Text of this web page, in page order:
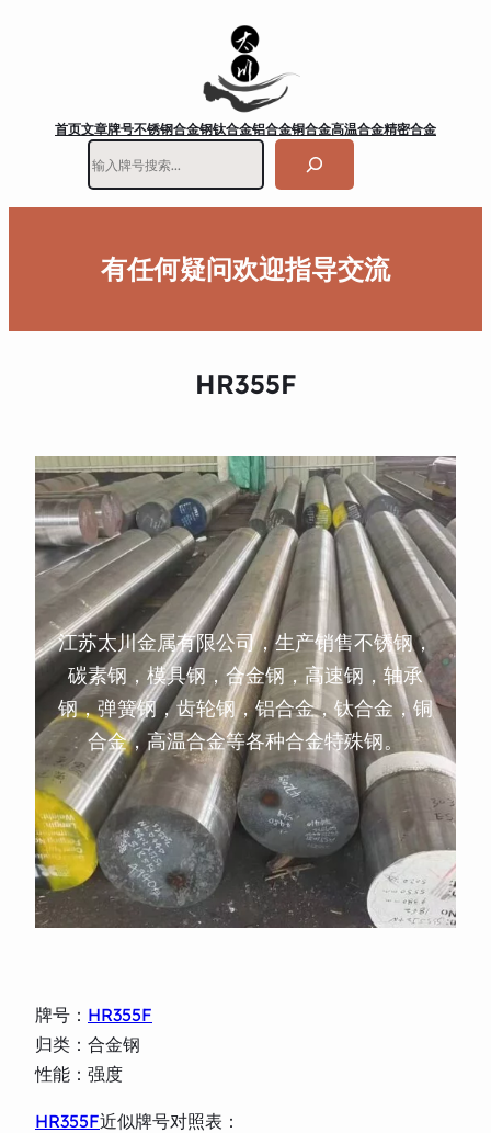
首页文章牌号不锈钢合金钢钛合金铝合金铜合金高温合金精密合金
有任何疑问欢迎指导交流
HR355F
江苏太川金属有限公司，生产销售不锈钢，
碳素钢，模具钢，合金钢，高速钢，轴承
钢，弹簧钢，齿轮钢，铝合金，钛合金，铜
合金，高温合金等各种合金特殊钢。
牌号： HR355F
归类：合金钢
性能：强度
HR355F近似牌号对照表：